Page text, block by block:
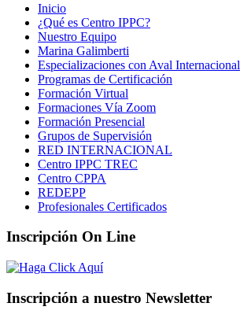
Inicio
¿Qué es Centro IPPC?
Nuestro Equipo
Marina Galimberti
Especializaciones con Aval Internacional
Programas de Certificación
Formación Virtual
Formaciones Vía Zoom
Formación Presencial
Grupos de Supervisión
RED INTERNACIONAL
Centro IPPC TREC
Centro CPPA
REDEPP
Profesionales Certificados
Inscripción On Line
Inscripción a nuestro Newsletter